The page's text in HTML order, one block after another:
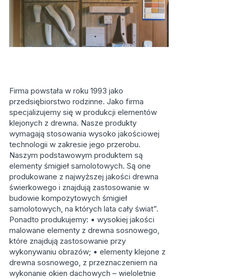
Firma powstała w roku 1993 jako
przedsiębiorstwo rodzinne. Jako firma
specjalizujemy się w produkcji elementów
klejonych z drewna. Nasze produkty
wymagają stosowania wysoko jakościowej
technologii w zakresie jego przerobu.
Naszym podstawowym produktem są
elementy śmigieł samolotowych. Są one
produkowane z najwyższej jakości drewna
świerkowego i znajdują zastosowanie w
budowie kompozytowych śmigieł
samolotowych, na których lata cały świat”.
Ponadto produkujemy: • wysokiej jakości
malowane elementy z drewna sosnowego,
które znajdują zastosowanie przy
wykonywaniu obrazów; • elementy klejone z
drewna sosnowego, z przeznaczeniem na
wykonanie okien dachowych – wieloletnie